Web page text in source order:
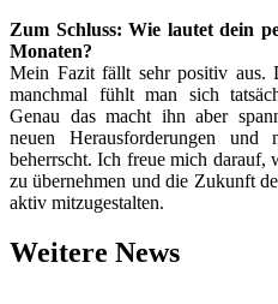
Zum Schluss: Wie lautet dein
Monaten?
Mein Fazit fällt sehr positiv aus.
manchmal fühlt man sich
Genau das macht ihn aber
neuen Herausforderungen
beherrscht. Ich freue mich darauf,
zu übernehmen und die Zukunft
aktiv mitzugestalten.
Weitere News